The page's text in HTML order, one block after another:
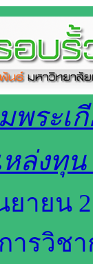
พระเ
ล่งทุ
ายน
ารวิช